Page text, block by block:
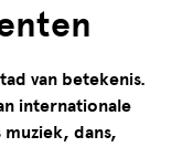
van betekenis.
internationale
dans,